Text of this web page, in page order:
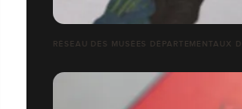
RÉSEAU DES MUSÉES DÉPARTEMENTAUX